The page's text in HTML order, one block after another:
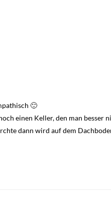
🙂
einen Keller, den man
dann wird auf dem